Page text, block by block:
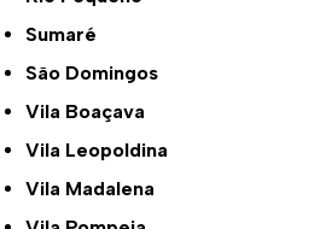
Sumaré
São Domingos
Vila Boaçava
Vila Leopoldina
Vila Madalena